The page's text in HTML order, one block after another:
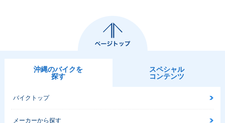
沖縄のバイクを
探す
スペシャル
コンテンツ
バイクトップ
メーカーから探す